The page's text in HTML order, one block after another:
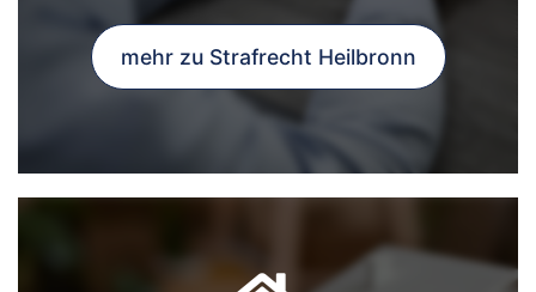
mehr zu Strafrecht Heilbronn